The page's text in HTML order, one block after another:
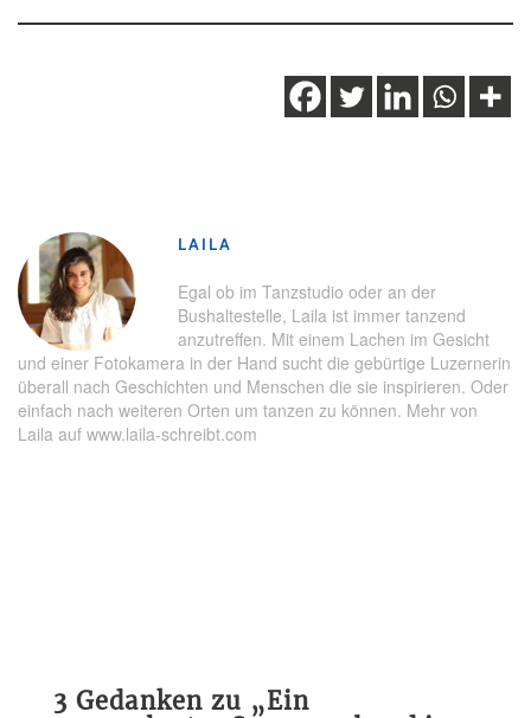
LAILA
Egal ob im Tanzstudio oder an der
Bushaltestelle, Laila ist immer tanzend
anzutreffen. Mit einem Lachen im Gesicht
und einer Fotokamera in der Hand sucht die gebürtige Luzernerin
überall nach Geschichten und Menschen die sie inspirieren. Oder
einfach nach weiteren Orten um tanzen zu können. Mehr von
Laila auf www.laila-schreibt.com
3 Gedanken zu „Ein